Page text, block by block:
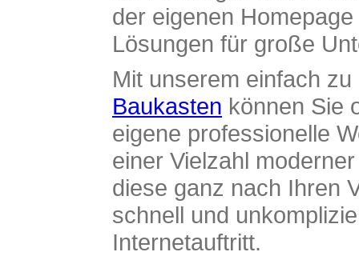
der eigenen
Lösungen für große
Mit unserem einfach
Baukasten können Sie
eigene professionelle
einer Vielzahl
diese ganz nach Ihren
schnell und
Internetauftritt.